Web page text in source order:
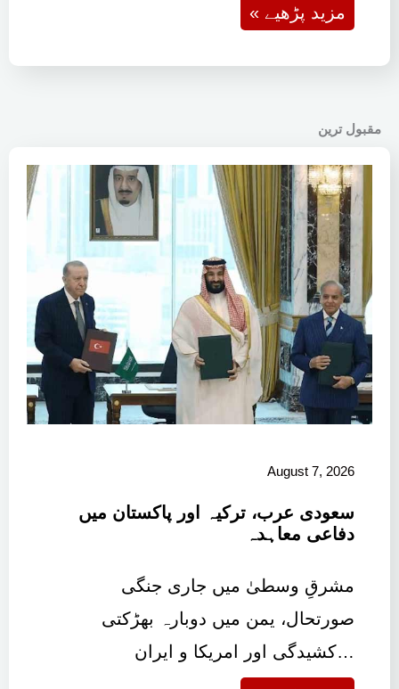
« مزید پڑھیے
مقبول ترین
August 7, 2026
سعودی عرب، ترکیہ اور پاکستان میں
دفاعی معاہدہ
مشرقِ وسطیٰ میں جاری جنگی
صورتحال، یمن میں دوبارہ بھڑکتی
کشیدگی اور امریکا و ایران…